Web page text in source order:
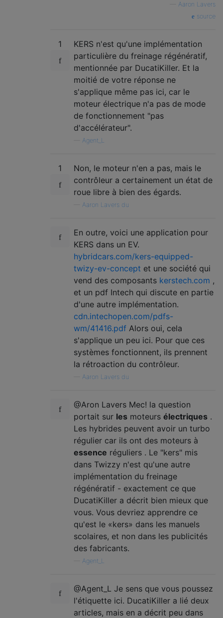
Aaron Lavers
source
1
KERS n'est qu'une implémentation
particulière du freinage régénératif,
mentionnée par DucatiKiller. Et la
moitié de votre réponse ne
s'applique même pas ici, car le
moteur électrique n'a pas de mode
de fonctionnement "pas
d'accélérateur".
Agent_L
1
Non, le moteur n'en a pas, mais le
contrôleur a certainement un état de
roue libre à bien des égards.
Aaron Lavers du
En outre, voici une application pour
KERS dans un EV.
hybridcars.com/kers-equipped-
twizy-ev-concept et une société qui
vend des composants kerstech.com ,
et un pdf Intech qui discute en partie
d'une autre implémentation.
cdn.intechopen.com/pdfs-
wm/41416.pdf Alors oui, cela
s'applique un peu ici. Pour que ces
systèmes fonctionnent, ils prennent
la rétroaction du contrôleur.
Aaron Lavers du
@Aron Lavers Mec! la question
portait sur les moteurs électriques .
Les hybrides peuvent avoir un turbo
régulier car ils ont des moteurs à
essence réguliers . Le "kers" mis
dans Twizzy n'est qu'une autre
implémentation du freinage
régénératif - exactement ce que
DucatiKiller a décrit bien mieux que
vous. Vous devriez apprendre ce
qu'est le «kers» dans les manuels
scolaires, et non dans les publicités
des fabricants.
Agent_L
@Agent_L Je sens que vous poussez
l'étiquette ici. DucatiKiller a lié deux
articles, mais en a décrit peu dans